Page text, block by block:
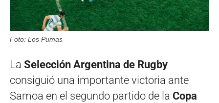
Foto: Los Pumas
La Selección Argentina de Rugby
consiguió una importante victoria ante
Samoa en el segundo partido de la Copa